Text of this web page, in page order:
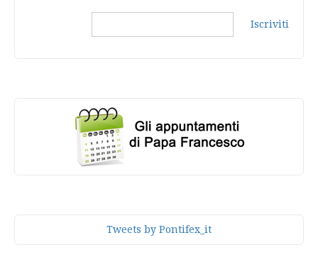
Iscriviti
Tweets by Pontifex_it